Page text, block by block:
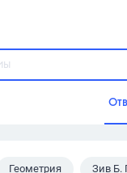
Геометрия Зив Б.